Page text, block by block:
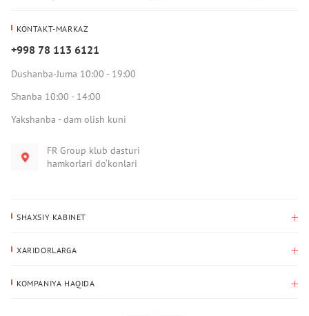
KONTAKT-MARKAZ
+998 78 113 6121
Dushanba-Juma 10:00 - 19:00
Shanba 10:00 - 14:00
Yakshanba - dam olish kuni
FR Group klub dasturi
hamkorlari do‘konlari
SHAXSIY KABINET
Yetkazib berish manzili
XARIDORLARGA
KOMPANIYA HAQIDA